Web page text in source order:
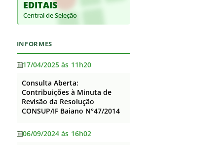
Supervisão
Itaberaba
Senhor do Bonfim
Serrinha
Teixeira de Freitas
Valença
Base jurídica da estrutura
organizacional e das
ocupantes
Telefones, endereços e e-mails
cargos
Agenda de Autoridades
Horário de atendimento
Currículos dos principais cargos
Auditorias
Convênios e Transferências
Receitas e Despesas
Fundação de Apoio
Informações Classificadas
Cidadão – SIC
EDITAIS
Central de Seleção
INFORMES
17/04/2025 às 11h20
Consulta Aberta:
Contribuições à Minuta de
Revisão da Resolução
CONSUP/IF Baiano N°47/2014
06/09/2024 às 16h02